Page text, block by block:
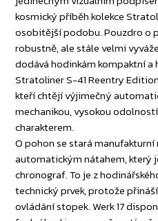
kosmický příběh kolekce
osobitější podobu. Pouzdro o
robustně, ale stále velmi
dodává hodinkám kompaktní
Stratoliner S-41 Reentry
kteří chtějí výjimečný
mechanikou, vysokou
charakterem.
O pohon se stará manufakturní
automatickým nátahem, který
chronograf. To je z
technický prvek, protože
ovládání stopek. Werk 17